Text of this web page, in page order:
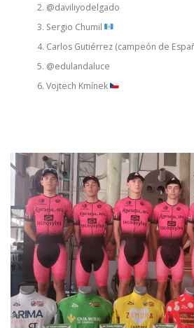
@daviliyodelgado
Sergio Chumil
Carlos Gutiérrez (campeón de
@edulandaluce
Vojtech Kmínek